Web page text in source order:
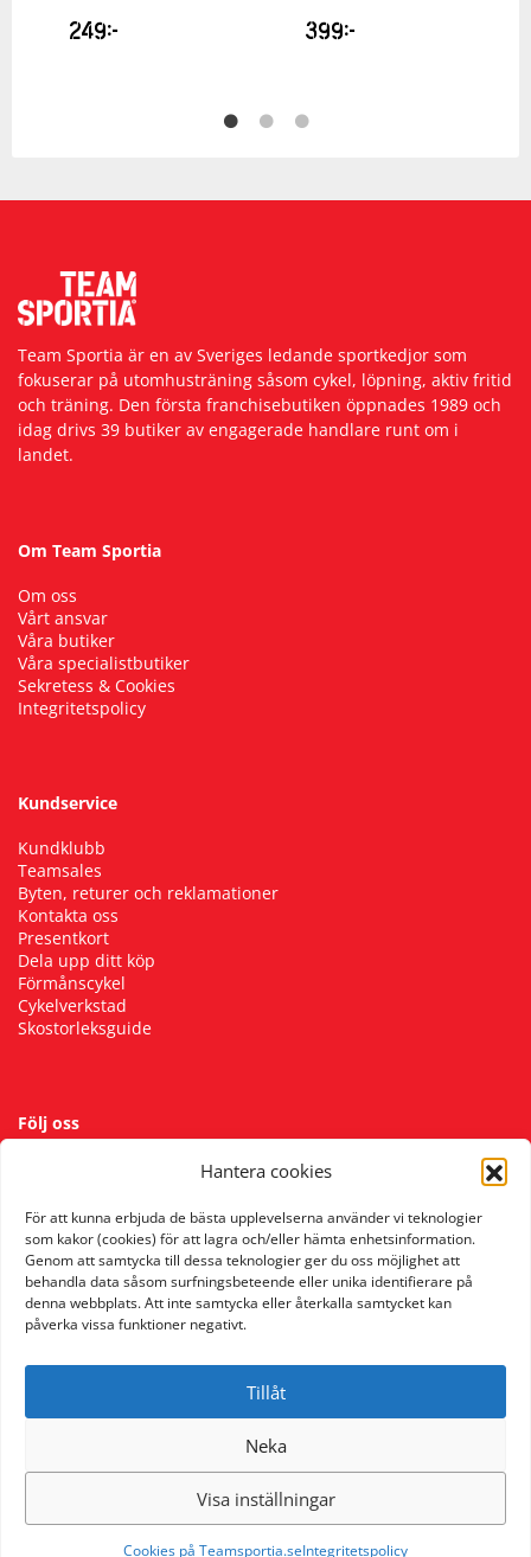
Hantera cookies
För att kunna erbjuda de bästa upplevelserna använder vi teknologier
som kakor (cookies) för att lagra och/eller hämta enhetsinformation.
Genom att samtycka till dessa teknologier ger du oss möjlighet att
behandla data såsom surfningsbeteende eller unika identifierare på
denna webbplats. Att inte samtycka eller återkalla samtycket kan
påverka vissa funktioner negativt.
Tillåt
Neka
Visa inställningar
Cookies på Teamsportia.seIntegritetspolicy
249kr 399kr
Team Sportia är en av Sveriges ledande sportkedjor som
fokuserar på utomhusträning såsom cykel, löpning, aktiv fritid
och träning. Den första franchisebutiken öppnades 1989 och
idag drivs 39 butiker av engagerade handlare runt om i
landet.
Om Team Sportia
Om oss
Vårt ansvar
Våra butiker
Våra specialistbutiker
Sekretess & Cookies
Integritetspolicy
Kundservice
Kundklubb
Teamsales
Byten, returer och reklamationer
Kontakta oss
Presentkort
Dela upp ditt köp
Förmånscykel
Cykelverkstad
Skostorleksguide
Följ oss